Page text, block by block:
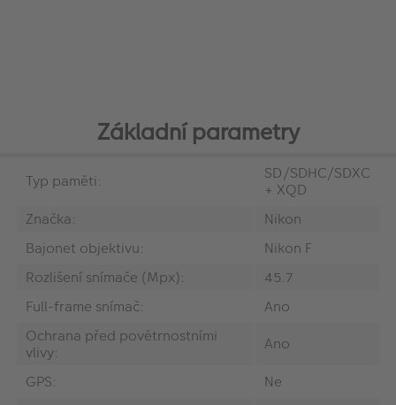
Základní parametry
Typ paměti:
SD/SDHC/SDXC
+ XQD
Značka:
Nikon
Bajonet objektivu:
Nikon F
Rozlišení snímače (Mpx):
45.7
Full-frame snímač:
Ano
Ochrana před povětrnostními
vlivy:
Ano
GPS:
Ne